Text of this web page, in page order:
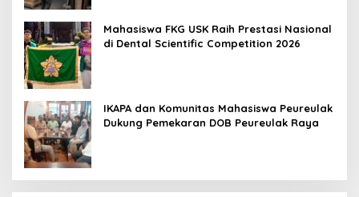
Mahasiswa FKG USK Raih Prestasi Nasional
di Dental Scientific Competition 2026
IKAPA dan Komunitas Mahasiswa Peureulak
Dukung Pemekaran DOB Peureulak Raya